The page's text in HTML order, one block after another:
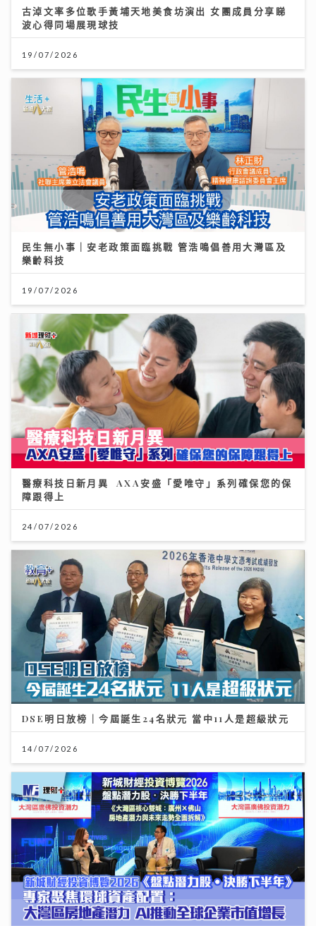
古淖文率多位歌手黃埔天地美食坊演出 女團成員分享睇
波心得同場展現球技
19/07/2026
民生無小事｜安老政策面臨挑戰 管浩鳴倡善用大灣區及
樂齡科技
19/07/2026
醫療科技日新月異 AXA安盛「愛唯守」系列確保您的保
障跟得上
24/07/2026
DSE明日放榜｜今屆誕生24名狀元 當中11人是超級狀元
14/07/2026